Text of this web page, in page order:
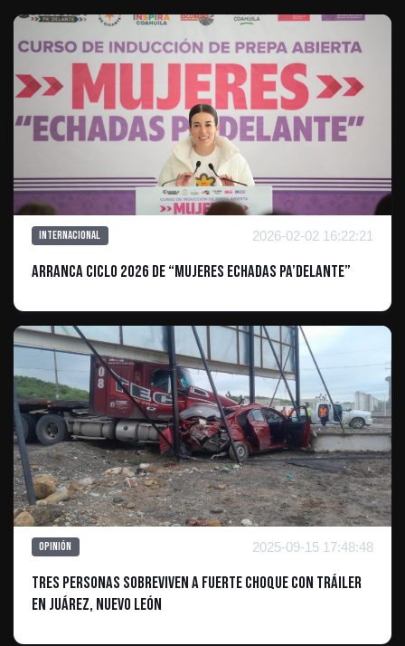
Internacional 2026-02-02 16:22:21
Arranca ciclo 2026 de “Mujeres Echadas Pa’Delante”
Opinión 2025-09-15 17:48:48
Tres Personas Sobreviven a Fuerte Choque con Tráiler
en Juárez, Nuevo León